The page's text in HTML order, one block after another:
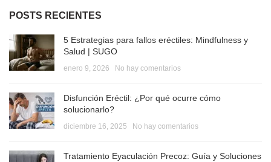
POSTS RECIENTES
5 Estrategias para fallos eréctiles: Mindfulness y
Salud | SUGO
enero 9, 2026 No hay comentarios
Disfunción Eréctil: ¿Por qué ocurre cómo
solucionarlo?
diciembre 16, 2025 No hay comentarios
Tratamiento Eyaculación Precoz: Guía y Soluciones